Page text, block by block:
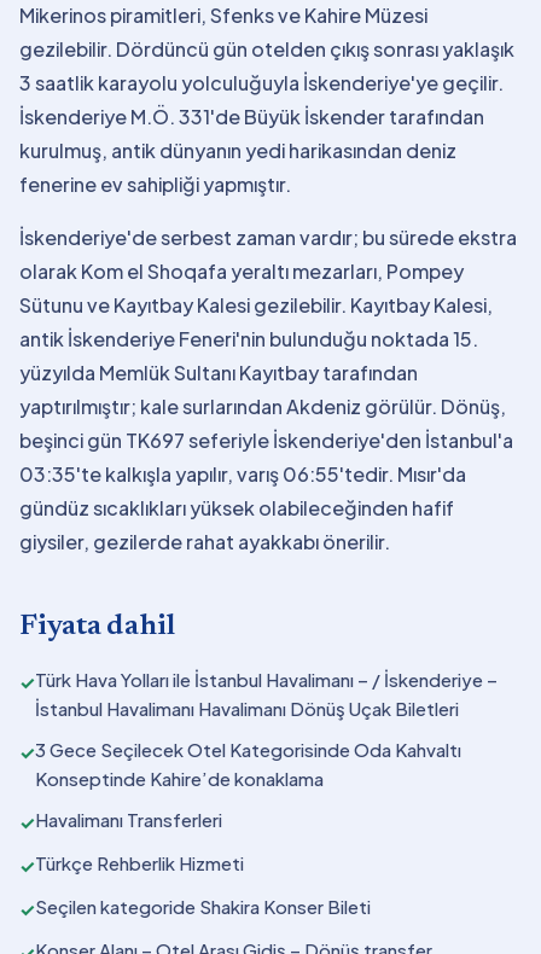
Mikerinos piramitleri, Sfenks ve Kahire Müzesi
gezilebilir. Dördüncü gün otelden çıkış sonrası yaklaşık
3 saatlik karayolu yolculuğuyla İskenderiye'ye geçilir.
İskenderiye M.Ö. 331'de Büyük İskender tarafından
kurulmuş, antik dünyanın yedi harikasından deniz
fenerine ev sahipliği yapmıştır.
İskenderiye'de serbest zaman vardır; bu sürede ekstra
olarak Kom el Shoqafa yeraltı mezarları, Pompey
Sütunu ve Kayıtbay Kalesi gezilebilir. Kayıtbay Kalesi,
antik İskenderiye Feneri'nin bulunduğu noktada 15.
yüzyılda Memlük Sultanı Kayıtbay tarafından
yaptırılmıştır; kale surlarından Akdeniz görülür. Dönüş,
beşinci gün TK697 seferiyle İskenderiye'den İstanbul'a
03:35'te kalkışla yapılır, varış 06:55'tedir. Mısır'da
gündüz sıcaklıkları yüksek olabileceğinden hafif
giysiler, gezilerde rahat ayakkabı önerilir.
Fiyata dahil
✓Türk Hava Yolları ile İstanbul Havalimanı – / İskenderiye –
İstanbul Havalimanı Havalimanı Dönüş Uçak Biletleri
✓3 Gece Seçilecek Otel Kategorisinde Oda Kahvaltı
Konseptinde Kahire’de konaklama
✓Havalimanı Transferleri
✓Türkçe Rehberlik Hizmeti
✓Seçilen kategoride Shakira Konser Bileti
Konser Alanı – Otel Arası Gidiş – Dönüş transfer